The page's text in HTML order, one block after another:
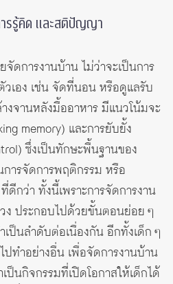
รรู้คิด และสติปัญญา
ดการงานบ้าน ไม่ว่าจะเป็นการ
เอง เช่น จัดที่นอน หรือดูแลรับ
งจานหลังมื้ออาหาร มีแนวโน้มจะ
memory) และการยับยั้ง
ซึ่งเป็นทักษะพื้นฐานของ
ารจัดการพฤติกรรม หรือ
ดีกว่า ทั้งนี้เพราะการจัดการงาน
ง ประกอบไปด้วยขั้นตอนย่อย ๆ
ป็นลำดับต่อเนื่องกัน อีกทั้งเด็ก ๆ
ทำอย่างอื่น เพื่อจัดการงานบ้าน
ป็นกิจกรรมที่เปิดโอกาสให้เด็กได้